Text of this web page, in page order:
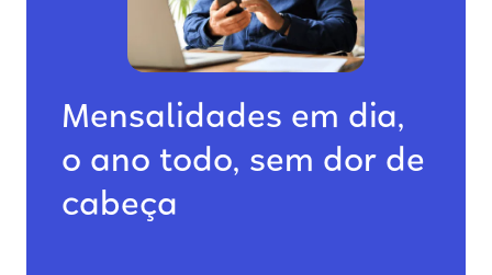
Mensalidades em dia,
o ano todo, sem dor de
cabeça